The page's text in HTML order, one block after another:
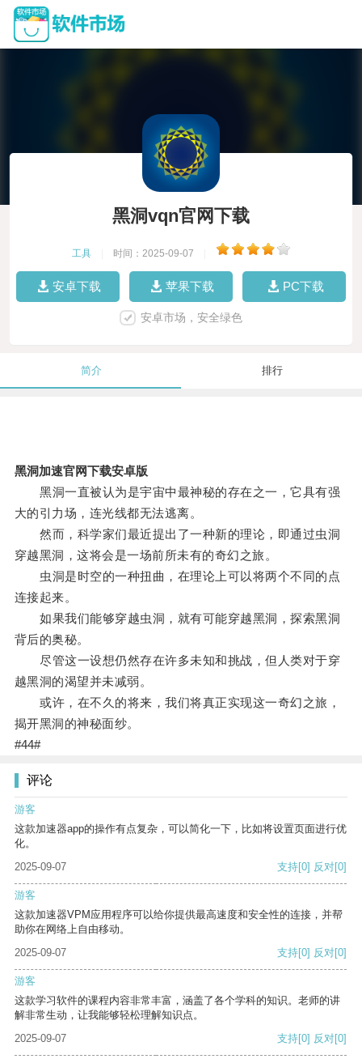
黑洞vqn官网下载
工具 时间：2025-09-07
安卓下载 苹果下载 PC下载
安卓市场，安全绿色
简介 排行
黑洞加速官网下载安卓版
黑洞一直被认为是宇宙中最神秘的存在之一，它具有强
大的引力场，连光线都无法逃离。
然而，科学家们最近提出了一种新的理论，即通过虫洞
穿越黑洞，这将会是一场前所未有的奇幻之旅。
虫洞是时空的一种扭曲，在理论上可以将两个不同的点
连接起来。
如果我们能够穿越虫洞，就有可能穿越黑洞，探索黑洞
背后的奥秘。
尽管这一设想仍然存在许多未知和挑战，但人类对于穿
越黑洞的渴望并未减弱。
或许，在不久的将来，我们将真正实现这一奇幻之旅，
揭开黑洞的神秘面纱。
#44#
评论
游客
这款加速器app的操作有点复杂，可以简化一下，比如将设置页面进行优
化。
2025-09-07
支持[0] 反对[0]
游客
这款加速器VPM应用程序可以给你提供最高速度和安全性的连接，并帮
助你在网络上自由移动。
2025-09-07
支持[0] 反对[0]
游客
这款学习软件的课程内容非常丰富，涵盖了各个学科的知识。老师的讲
解非常生动，让我能够轻松理解知识点。
2025-09-07
支持[0] 反对[0]